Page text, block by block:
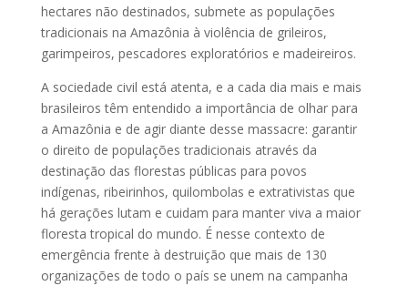
hectares não destinados, submete as populações
tradicionais na Amazônia à violência de grileiros,
garimpeiros, pescadores exploratórios e madeireiros.
A sociedade civil está atenta, e a cada dia mais e mais
brasileiros têm entendido a importância de olhar para
a Amazônia e de agir diante desse massacre: garantir
o direito de populações tradicionais através da
destinação das florestas públicas para povos
indígenas, ribeirinhos, quilombolas e extrativistas que
há gerações lutam e cuidam para manter viva a maior
floresta tropical do mundo. É nesse contexto de
emergência frente à destruição que mais de 130
organizações de todo o país se unem na campanha